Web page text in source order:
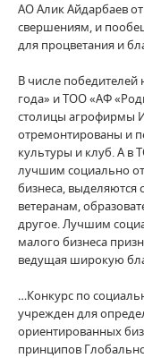
АО Алик Айдарбаев
свершениям, и
для процветания и
В числе
года» и ТОО «АФ
столицы агрофирмы
отремонтированы и
культуры и клуб. А в
лучшим социально
бизнеса,
ветеранам,
другое. Лучшим
малого бизнеса
ведущая широкую
…Конкурс по
учрежден для
ориентированных
принципов